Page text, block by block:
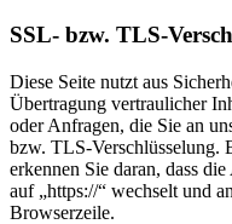
SSL- bzw. TLS-
Diese Seite nutzt aus
Übertragung vertraulicher
oder Anfragen, die Sie an
bzw. TLS-Verschlüsselung.
erkennen Sie daran, dass
auf „https://“ wechselt und
Browserzeile.